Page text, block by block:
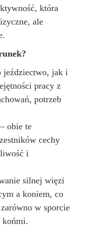
która
ale
jeździectwo, jak i
pracy z
potrzeb
– obie te
cechy
i
silnej więzi
a koniem, co
w sporcie
końmi.